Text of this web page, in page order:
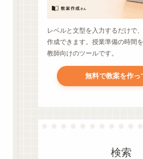
レベルと文型を入力するだけで
作成できます。授業準備の時間
教師向けのツールです。
無料で教案を作っ
検索